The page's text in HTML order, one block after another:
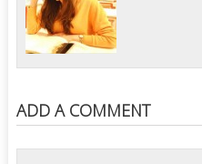
ADD A COMMENT